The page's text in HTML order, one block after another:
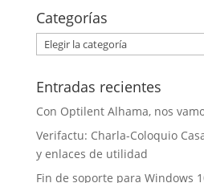
Categorías
Categorías
Entradas recientes
Con Optilent Alhama, nos
Verifactu: Charla-Coloquio
y enlaces de utilidad
Fin de soporte para Windows